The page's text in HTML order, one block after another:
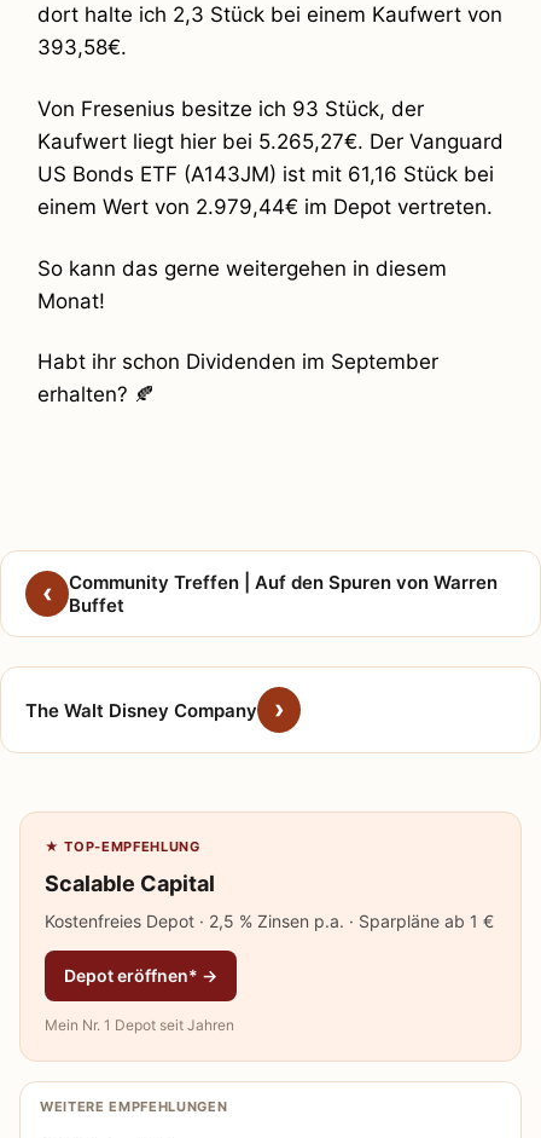
dort halte ich 2,3 Stück bei einem Kaufwert von
393,58€.
Von Fresenius besitze ich 93 Stück, der
Kaufwert liegt hier bei 5.265,27€. Der Vanguard
US Bonds ETF (A143JM) ist mit 61,16 Stück bei
einem Wert von 2.979,44€ im Depot vertreten.
So kann das gerne weitergehen in diesem
Monat!
Habt ihr schon Dividenden im September
erhalten? 🍂
Community Treffen | Auf den Spuren von Warren
Buffet
The Walt Disney Company
★ TOP-EMPFEHLUNG
Scalable Capital
Kostenfreies Depot · 2,5 % Zinsen p.a. · Sparpläne ab 1 €
Depot eröffnen* →
Mein Nr. 1 Depot seit Jahren
WEITERE EMPFEHLUNGEN